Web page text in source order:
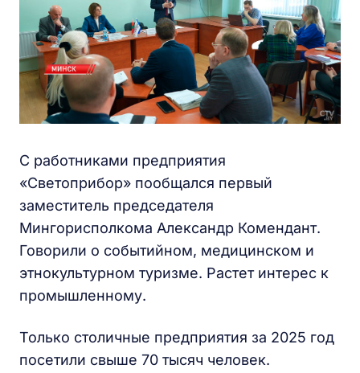
С работниками предприятия
«Светоприбор» пообщался первый
заместитель председателя
Мингорисполкома Александр Комендант.
Говорили о событийном, медицинском и
этнокультурном туризме. Растет интерес к
промышленному.
Только столичные предприятия за 2025 год
посетили свыше 70 тысяч человек.